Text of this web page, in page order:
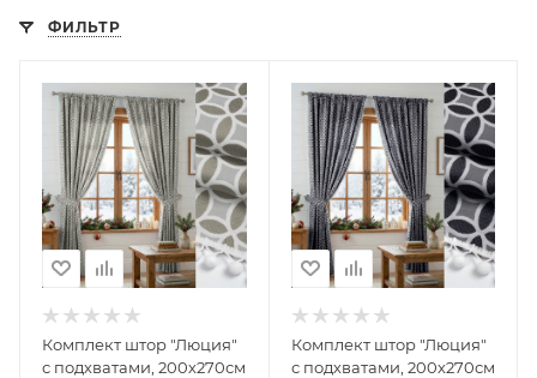
ФИЛЬТР
Комплект штор "Люция"
с подхватами, 200х270см
Комплект штор "Люция"
с подхватами, 200х270см